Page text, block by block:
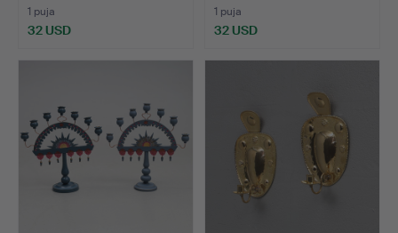
1 puja
32 USD
1 puja
32 USD